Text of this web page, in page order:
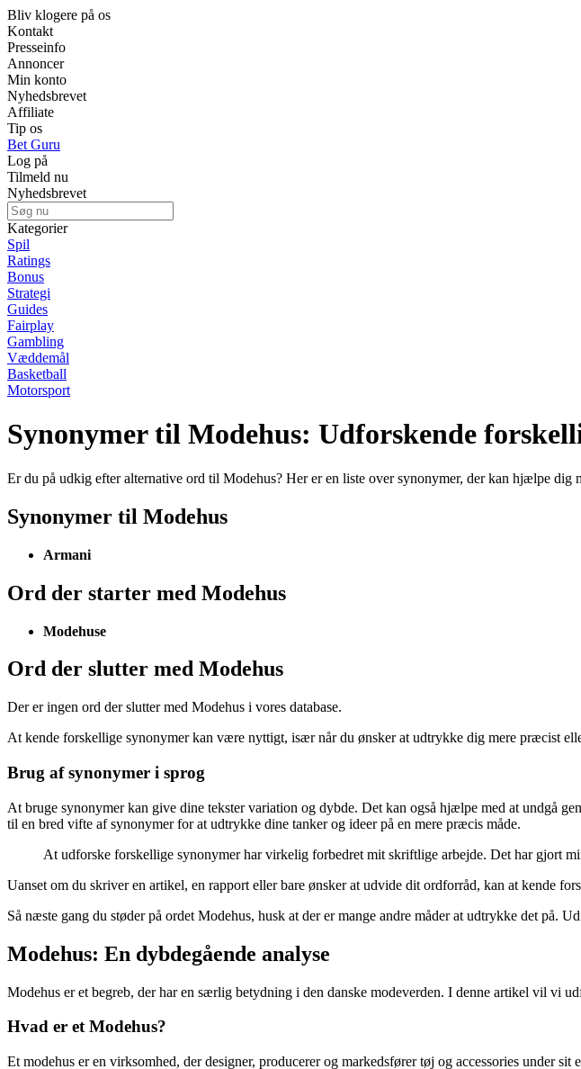
Bliv klogere på os
Kontakt
Presseinfo
Annoncer
Min konto
Nyhedsbrevet
Affiliate
Tip os
Bet Guru
Log på
Tilmeld nu
Nyhedsbrevet
Kategorier
Spil
Ratings
Bonus
Strategi
Guides
Fairplay
Gambling
Væddemål
Basketball
Motorsport
Synonymer til Modehus: Udforskende
Er du på udkig efter alternative ord til Modehus? Her er en liste over synonymer, der kan hjælpe
Synonymer til Modehus
Armani
Ord der starter med Modehus
Modehuse
Ord der slutter med Modehus
Der er ingen ord der slutter med Modehus i vores database.
At kende forskellige synonymer kan være nyttigt, især når du ønsker at udtrykke dig mere præcist
Brug af synonymer i sprog
At bruge synonymer kan give dine tekster variation og dybde. Det kan også hjælpe med at undgå
til en bred vifte af synonymer for at udtrykke dine tanker og ideer på en mere præcis måde.
At udforske forskellige synonymer har virkelig forbedret mit skriftlige arbejde. Det har gjort
Uanset om du skriver en artikel, en rapport eller bare ønsker at udvide dit ordforråd, kan at kende
Så næste gang du støder på ordet Modehus, husk at der er mange andre måder at udtrykke det på.
Modehus: En dybdegående analyse
Modehus er et begreb, der har en særlig betydning i den danske modeverden. I denne artikel vil vi
Hvad er et Modehus?
Et modehus er en virksomhed, der designer, producerer og markedsfører tøj og accessories under